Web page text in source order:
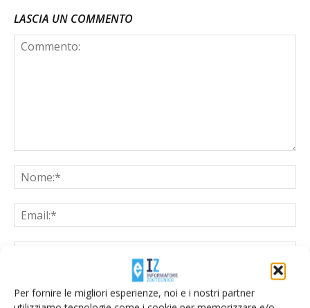
Per fornire le migliori esperienze, noi e i nostri partner
LASCIA UN COMMENTO
Salva il mio nome, email e sito web in questo browser per la
prossima volta che commento.